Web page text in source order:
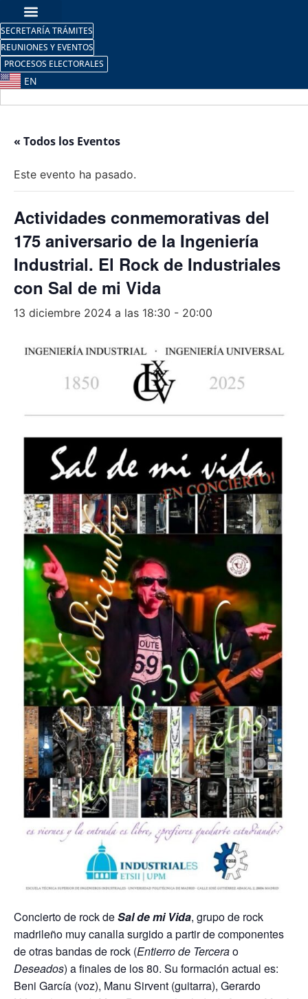
SECRETARÍA TRÁMITES
REUNIONES Y EVENTOS
PROCESOS ELECTORALES
EN
« Todos los Eventos
Este evento ha pasado.
Actividades conmemorativas del
175 aniversario de la Ingeniería
Industrial. El Rock de Industriales
con Sal de mi Vida
13 diciembre 2024 a las 18:30 - 20:00
Concierto de rock deSal de mi Vida, grupo de rock
madrileño muy canalla surgido a partir de componentes
de otras bandas de rock (Entierro de Tercerao
Deseados) a finales de los 80. Su formación actual es:
Beni García (voz), Manu Sirvent (guitarra), Gerardo